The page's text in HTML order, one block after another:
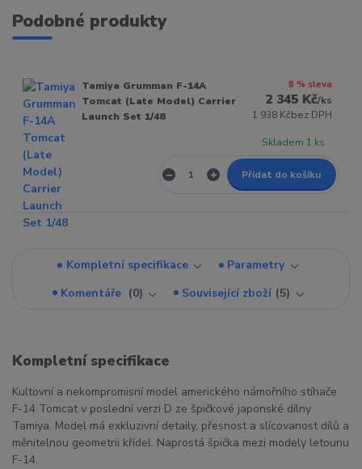
Podobné produkty
Tamiya Grumman F-14A
Tomcat (Late Model) Carrier
Launch Set 1/48
8 % sleva
2 345 Kč/ks
1 938 Kčbez DPH
Skladem 1 ks
Přidat do košíku
Kompletní specifikace
Parametry
Komentáře
0 Související zboží 5
Kompletní specifikace
Kultovní a nekompromisní model amerického námořního stíhače
F-14 Tomcat v poslední verzi D ze špičkové japonské dílny
Tamiya. Model má exkluzivní detaily, přesnost a slícovanost dílů a
měnitelnou geometrii křídel. Naprostá špička mezi modely letounu
F-14.